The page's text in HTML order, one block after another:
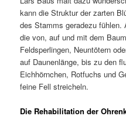
kann die Struktur der zarten
des Stamms geradezu fühlen.
die von, auf und mit dem
Feldsperlingen, Neuntötern
auf Daunenlänge, bis zu den
Eichhörnchen, Rotfuchs und
feine Fell streicheln.
Die Rehabilitation der